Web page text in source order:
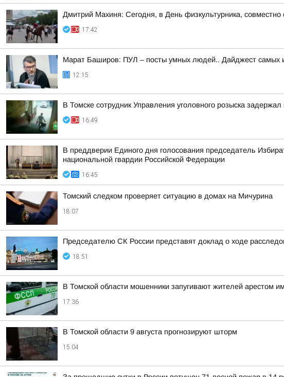
Дмитрий Махиня: Сегодня, в День физкультурника,
17:42
Марат Баширов: ПУЛ – посты умных людей.. Дайджест самых
12:15
В Томске сотрудник Управления уголовного розыска
16:49
В преддверии Единого дня голосования председатель
национальной гвардии Российской Федерации
16:45
Томский следком проверяет ситуацию в домах на Мичурина
18:07
Председателю СК России представят доклад о ходе
18:51
В Томской области мошенники запугивают жителей арестом
17:36
В Томской области 9 августа прогнозируют шторм
15:04